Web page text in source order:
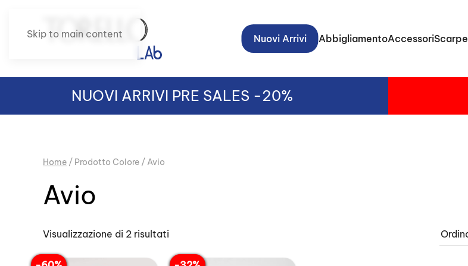
Skip to main content Nuovi Arrivi AbbigliamentoAccessoriScarpe
NUOVI ARRIVI PRE SALES -20%
Home / Prodotto Colore / Avio
Avio
Visualizzazione di 2 risultati
base
al